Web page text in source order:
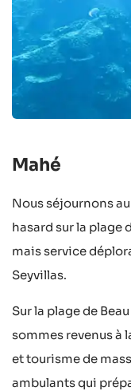
Mahé
Nous séjournons
hasard sur la plage
mais service
Seyvillas.
Sur la plage de
sommes revenus à
et tourisme de
ambulants qui